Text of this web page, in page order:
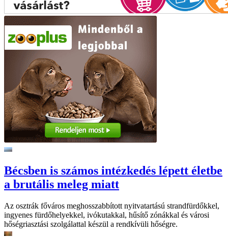
Bécsben is számos intézkedés lépett életbe
a brutális meleg miatt
Az osztrák főváros meghosszabbított nyitvatartású strandfürdőkkel,
ingyenes fürdőhelyekkel, ivókutakkal, hűsítő zónákkal és városi
hőségriasztási szolgálattal készül a rendkívüli hőségre.